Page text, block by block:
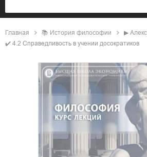
Главная 📚 история философии ▶
✔️ 4.2 Справедливость в учении досократиков